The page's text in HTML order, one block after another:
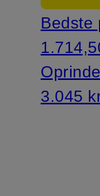
Bedste
3.045